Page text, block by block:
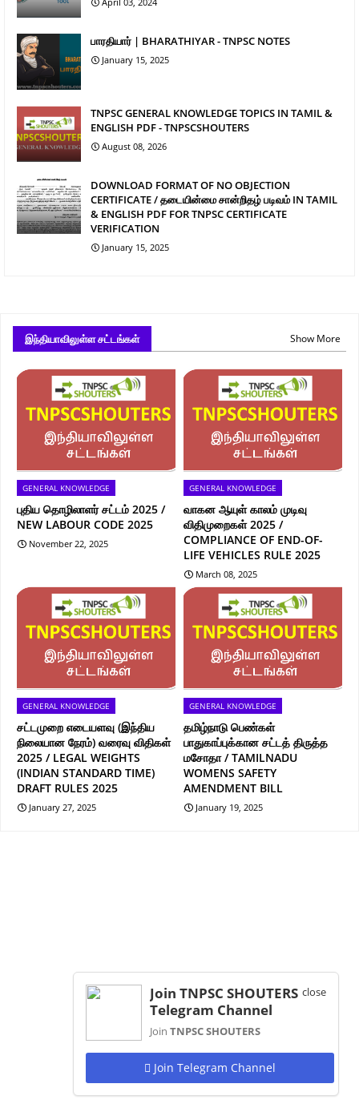
பாரதியார் | BHARATHIYAR - TNPSC NOTES
January 15, 2025
TNPSC GENERAL KNOWLEDGE TOPICS IN TAMIL &
ENGLISH PDF - TNPSCSHOUTERS
August 08, 2026
DOWNLOAD FORMAT OF NO OBJECTION
CERTIFICATE / தடையின்மை சான்றிதழ் படிவம் IN TAMIL
& ENGLISH PDF FOR TNPSC CERTIFICATE
VERIFICATION
January 15, 2025
இந்தியாவிலுள்ள சட்டங்கள் Show More
GENERAL KNOWLEDGE
புதிய தொழிலாளர் சட்டம் 2025 /
NEW LABOUR CODE 2025
November 22, 2025
GENERAL KNOWLEDGE
வாகன ஆயுள் காலம் முடிவு
விதிமுறைகள் 2025 /
COMPLIANCE OF END-OF-
LIFE VEHICLES RULE 2025
March 08, 2025
GENERAL KNOWLEDGE
சட்டமுறை எடையளவு (இந்திய
நிலையான நேரம்) வரைவு விதிகள்
2025 / LEGAL WEIGHTS
(INDIAN STANDARD TIME)
DRAFT RULES 2025
January 27, 2025
GENERAL KNOWLEDGE
தமிழ்நாடு பெண்கள்
பாதுகாப்புக்கான சட்டத் திருத்த
மசோதா / TAMILNADU
WOMENS SAFETY
AMENDMENT BILL
January 19, 2025
close
Join TNPSC SHOUTERS
Telegram Channel
Join TNPSC SHOUTERS
Join Telegram Channel